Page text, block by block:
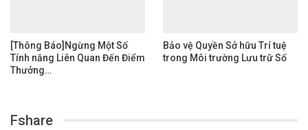
[Thông Báo]Ngừng Một Số
Tính năng Liên Quan Đến Điểm
Thưởng…
Bảo vệ Quyền Sở hữu Trí tuệ
trong Môi trường Lưu trữ Số
Fshare